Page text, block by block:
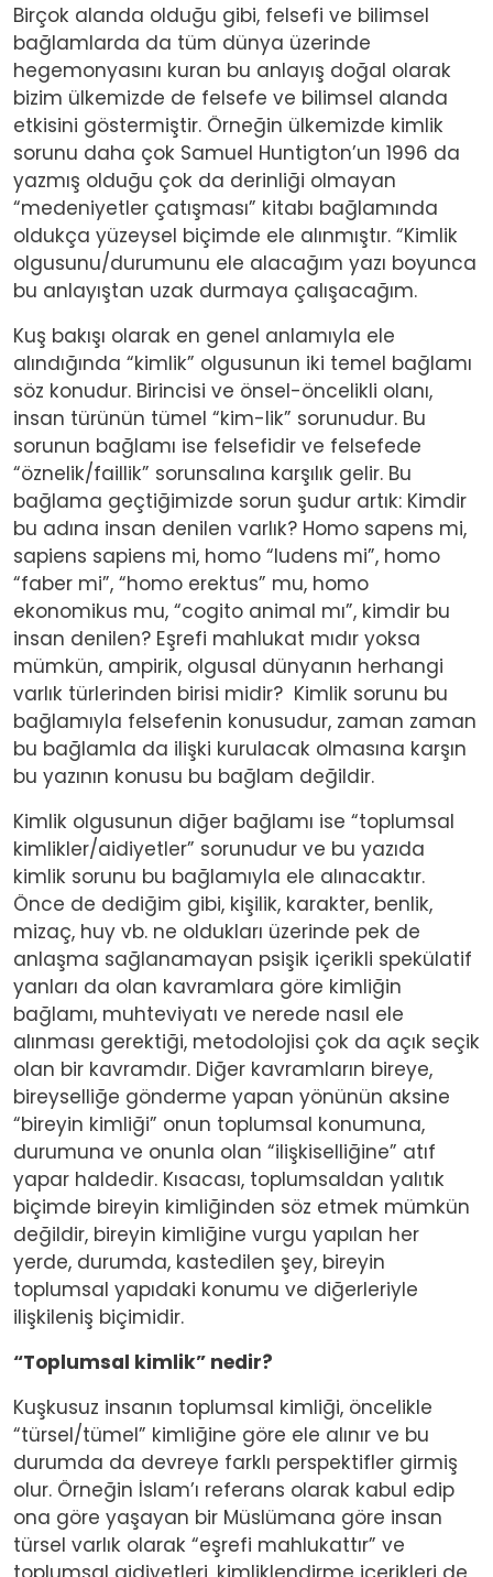
Birçok alanda olduğu gibi, felsefi ve bilimsel
bağlamlarda da tüm dünya üzerinde
hegemonyasını kuran bu anlayış doğal olarak
bizim ülkemizde de felsefe ve bilimsel alanda
etkisini göstermiştir. Örneğin ülkemizde kimlik
sorunu daha çok Samuel Huntigton’un 1996 da
yazmış olduğu çok da derinliği olmayan
“medeniyetler çatışması” kitabı bağlamında
oldukça yüzeysel biçimde ele alınmıştır. “Kimlik
olgusunu/durumunu ele alacağım yazı boyunca
bu anlayıştan uzak durmaya çalışacağım.
Kuş bakışı olarak en genel anlamıyla ele
alındığında “kimlik” olgusunun iki temel bağlamı
söz konudur. Birincisi ve önsel-öncelikli olanı,
insan türünün tümel “kim-lik” sorunudur. Bu
sorunun bağlamı ise felsefidir ve felsefede
“öznelik/faillik” sorunsalına karşılık gelir. Bu
bağlama geçtiğimizde sorun şudur artık: Kimdir
bu adına insan denilen varlık? Homo sapens mi,
sapiens sapiens mi, homo “ludens mi”, homo
“faber mi”, “homo erektus” mu, homo
ekonomikus mu, “cogito animal mı”, kimdir bu
insan denilen? Eşrefi mahlukat mıdır yoksa
mümkün, ampirik, olgusal dünyanın herhangi
varlık türlerinden birisi midir? Kimlik sorunu bu
bağlamıyla felsefenin konusudur, zaman zaman
bu bağlamla da ilişki kurulacak olmasına karşın
bu yazının konusu bu bağlam değildir.
Kimlik olgusunun diğer bağlamı ise “toplumsal
kimlikler/aidiyetler” sorunudur ve bu yazıda
kimlik sorunu bu bağlamıyla ele alınacaktır.
Önce de dediğim gibi, kişilik, karakter, benlik,
mizaç, huy vb. ne oldukları üzerinde pek de
anlaşma sağlanamayan psişik içerikli spekülatif
yanları da olan kavramlara göre kimliğin
bağlamı, muhteviyatı ve nerede nasıl ele
alınması gerektiği, metodolojisi çok da açık seçik
olan bir kavramdır. Diğer kavramların bireye,
bireyselliğe gönderme yapan yönünün aksine
“bireyin kimliği” onun toplumsal konumuna,
durumuna ve onunla olan “ilişkiselliğine” atıf
yapar haldedir. Kısacası, toplumsaldan yalıtık
biçimde bireyin kimliğinden söz etmek mümkün
değildir, bireyin kimliğine vurgu yapılan her
yerde, durumda, kastedilen şey, bireyin
toplumsal yapıdaki konumu ve diğerleriyle
ilişkileniş biçimidir.
“Toplumsal kimlik” nedir?
Kuşkusuz insanın toplumsal kimliği, öncelikle
“türsel/tümel” kimliğine göre ele alınır ve bu
durumda da devreye farklı perspektifler girmiş
olur. Örneğin İslam’ı referans olarak kabul edip
ona göre yaşayan bir Müslümana göre insan
türsel varlık olarak “eşrefi mahlukattır” ve